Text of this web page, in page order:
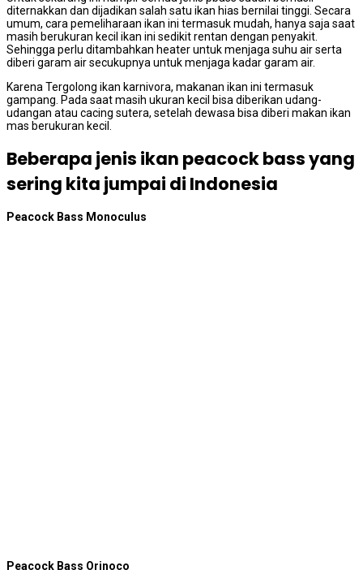
diternakkan dan dijadikan salah satu ikan hias bernilai tinggi. Secara
umum, cara pemeliharaan ikan ini termasuk mudah, hanya saja saat
masih berukuran kecil ikan ini sedikit rentan dengan penyakit.
Sehingga perlu ditambahkan heater untuk menjaga suhu air serta
diberi garam air secukupnya untuk menjaga kadar garam air.
Karena Tergolong ikan karnivora, makanan ikan ini termasuk
gampang. Pada saat masih ukuran kecil bisa diberikan udang-
udangan atau cacing sutera, setelah dewasa bisa diberi makan ikan
mas berukuran kecil.
Beberapa jenis ikan peacock bass yang
sering kita jumpai di Indonesia
Peacock Bass Monoculus
Peacock Bass Orinoco